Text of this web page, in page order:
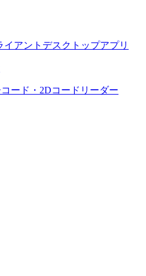
アントデスクトップアプリ
ード・2Dコードリーダー